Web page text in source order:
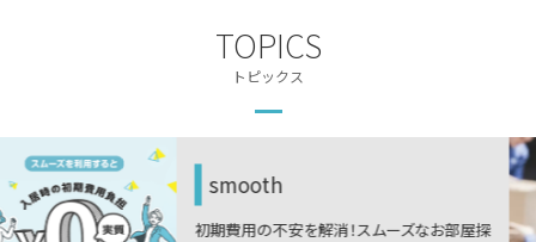
TOPICS
トピックス
木下の引越しサービス
ニーズに合わせた最適な引越しプラン。税込